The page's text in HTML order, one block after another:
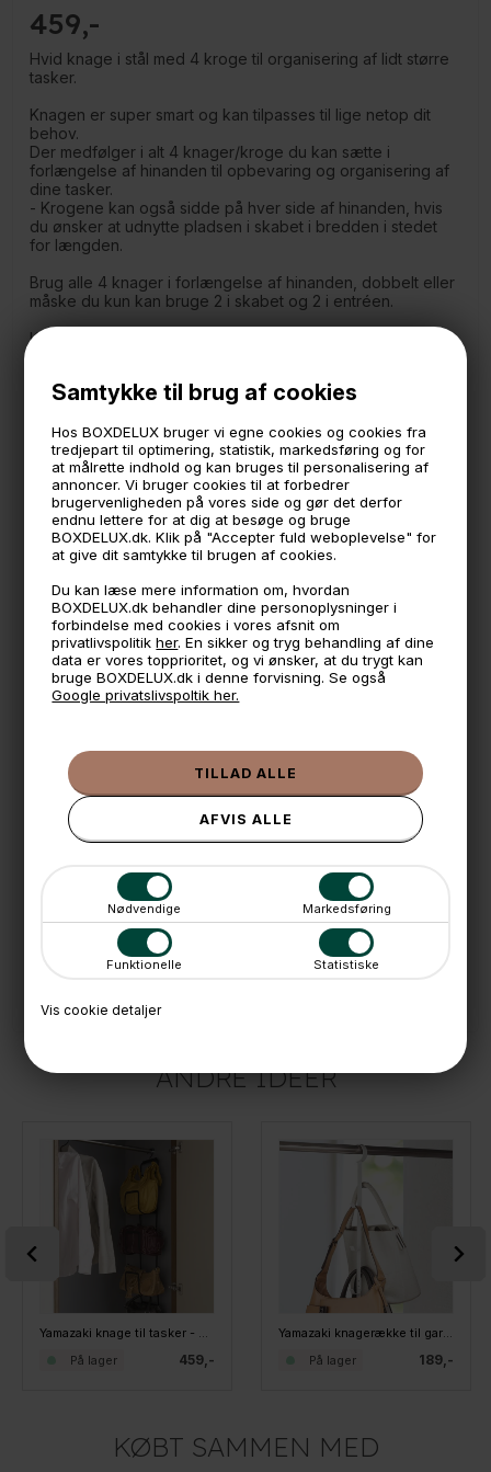
Samtykke til brug af cookies
Hos BOXDELUX bruger vi egne cookies og cookies fra
tredjepart til optimering, statistik, markedsføring og for
at målrette indhold og kan bruges til personalisering af
annoncer. Vi bruger cookies til at forbedrer
brugervenligheden på vores side og gør det derfor
endnu lettere for at dig at besøge og bruge
BOXDELUX.dk. Klik på "Accepter fuld weboplevelse" for
at give dit samtykke til brugen af cookies.
Du kan læse mere information om, hvordan
BOXDELUX.dk behandler dine personoplysninger i
forbindelse med cookies i vores afsnit om
privatlivspolitikher. En sikker og tryg behandling af dine
data er vores topprioritet, og vi ønsker, at du trygt kan
bruge BOXDELUX.dk i denne forvisning. Se også
Google privatslivspoltik her.
Nødvendige Markedsføring
Funktionelle Statistiske
Vis cookie detaljer
459
Hvid knage i stål med 4 kroge til organisering af lidt større
tasker.
Knagen er super smart og kan tilpasses til lige netop dit
behov.
Der medfølger i alt 4 knager/kroge du kan sætte i
forlængelse af hinanden til opbevaring og organisering af
dine tasker.
- Krogene kan også sidde på hver side af hinanden, hvis
du ønsker at udnytte pladsen i skabet i bredden i stedet
for længden.
Brug alle 4 knager i forlængelse af hinanden, dobbelt eller
måske du kun kan bruge 2 i skabet og 2 i entréen.
Knagerne kan hænges op hen over en dør, på
Du kan altså derfor hænge nogle i garderobeskabet og
Medfølger:
4 store knager
1 krog til garderobestang
1 holder til at sætte over døren.
Hver knage måler:
34 cm. høj
15 cm. bred.
Kan sidde på en skabslåge/dør der er max 3,5 cm bred.
* Husk at måle din dør inden du køber
*Videoen viser produktet i sort. Denne du køber her er i
🕚 Bestil inden 11 & vi sender samme dag på hverdage
🧺 Kan du lægge varen i kurven, er den på lager
🌟 4,9 med over 1200 anmeldelser ★★★★★
📦 Fragtfri v. køb over 999,- ellers fra 49,- med GLS
💳 Betal med
📱 Kundeservice 50446800 (9-12)
ANDRE IDÉER
Yamazaki knage til tasker - CHAIN Sort
459,-
På lager
Yamazaki knagerække til garderobeskabet - Hvid
189,-
På lager
KØBT SAMMEN MED